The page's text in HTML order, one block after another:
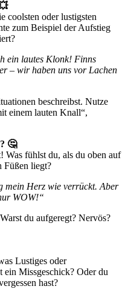
coolsten oder lustigsten
zum Beispiel der Aufstieg
ein lautes Klonk! Finns
– wir haben uns vor Lachen
beschreibst. Nutze
einem lauten Knall“,
🤔
fühlst du, als du oben auf
Füßen liegt?
mein Herz wie verrückt. Aber
WOW!“
du aufgeregt? Nervös?
Lustiges oder
ein Missgeschick? Oder du
hast?